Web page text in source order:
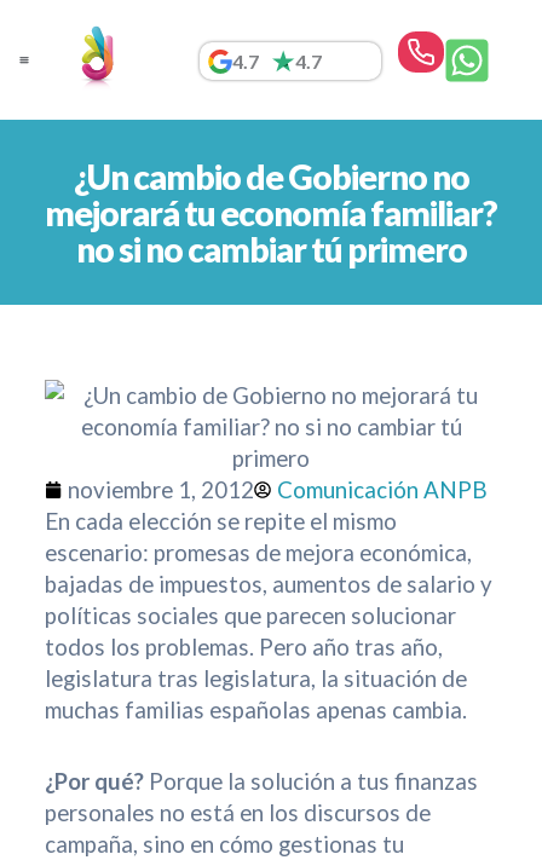
contenido
4.7 4.7
¿Un cambio de Gobierno no
mejorará tu economía familiar?
no si no cambiar tú primero
noviembre 1, 2012
Comunicación ANPB
En cada elección se repite el mismo
escenario: promesas de mejora económica,
bajadas de impuestos, aumentos de salario y
políticas sociales que parecen solucionar
todos los problemas. Pero año tras año,
legislatura tras legislatura, la situación de
muchas familias españolas apenas cambia.
¿Por qué?Porque la solución a tus finanzas
personales no está en los discursos de
campaña, sino en cómo gestionas tu